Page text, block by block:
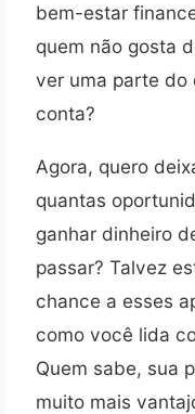
bem-estar
quem não gosta
ver uma parte do
conta?
Agora, quero
quantas
ganhar dinheiro
passar? Talvez
chance a esses
como você lida
Quem sabe, sua
muito mais